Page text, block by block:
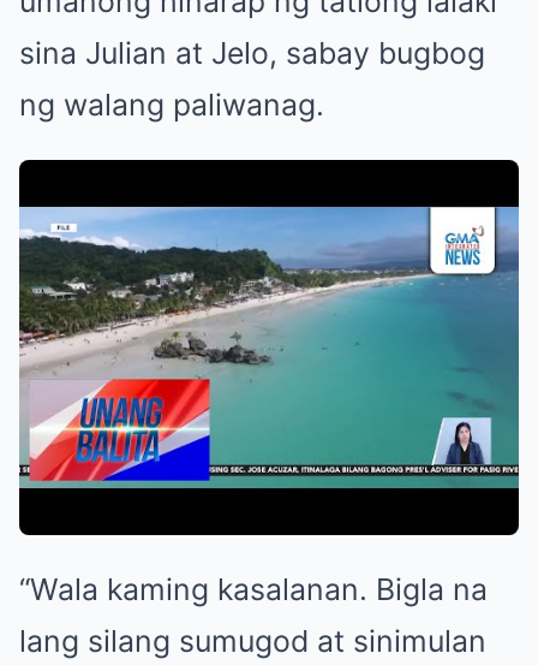
sina Julian at Jelo, sabay bugbog
ng walang paliwanag.
“Wala kaming kasalanan. Bigla na
lang silang sumugod at sinimulan